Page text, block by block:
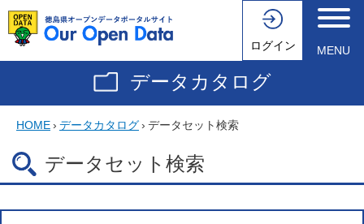
ログイン MENU
データカタログ
HOME› データカタログ› データセット検索
データセット検索